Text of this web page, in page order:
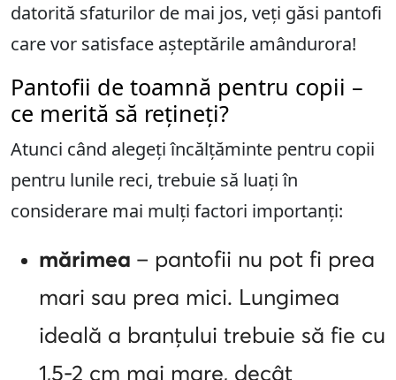
datorită sfaturilor de mai jos, veți găsi pantofi
care vor satisface așteptările amândurora!
Pantofii de toamnă pentru copii –
ce merită să rețineți?
Atunci când alegeți încălțăminte pentru copii
pentru lunile reci, trebuie să luați în
considerare mai mulți factori importanți:
mărimea – pantofii nu pot fi prea
mari sau prea mici. Lungimea
ideală a branțului trebuie să fie cu
1,5-2 cm mai mare, decât